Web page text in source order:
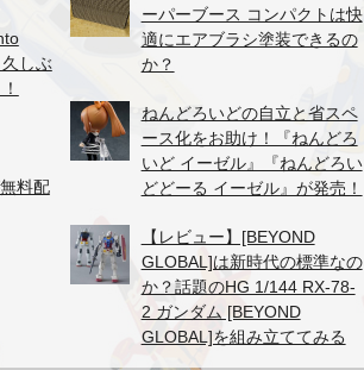
しぶ
料配
ーパーブース コンパクトは快
適にエアブラシ塗装できるの
か？
ねんどろいどの自立と省スペ
ース化をお助け！『ねんどろ
いど イーゼル』『ねんどろい
どどーる イーゼル』が発売！
【レビュー】[BEYOND
GLOBAL]は新時代の標準なの
か？話題のHG 1/144 RX-78-
2 ガンダム [BEYOND
GLOBAL]を組み立ててみる